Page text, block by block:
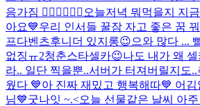
음가짐 👍🏻💙👍🏻🤍 오늘저녁 뭐먹을지 지
아요💙우리 인서들 꿀잠 자고 좋은 꿈
프다벤츠후니 더 있지롱😉으와 많다 ...
없징ㅠ2청춘스타셀카😉나도 내가 왜
라.. 일단 찍을뿐..서버가 터져버릴지도..
웠다 💙아 진짜 재밌고 행복해따💙 어
님💙굿나잇 ~.<오늘 선물같은 날씨 아